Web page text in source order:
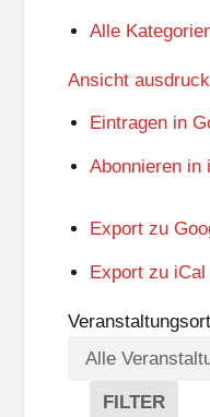
Alle
Ansicht
Eintragen in
Abonnieren in
Export zu
Export zu iCal
Veranstaltungsort
FILTER